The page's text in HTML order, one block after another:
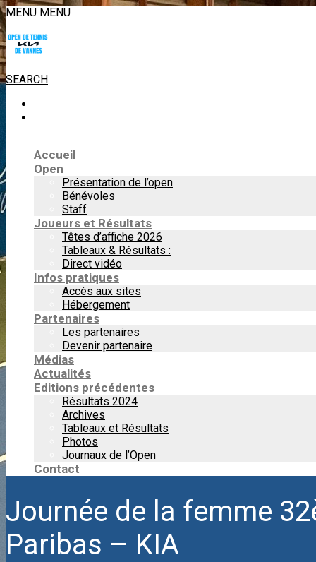
MENU MENU
SEARCH
Accueil
Open
Présentation de l’open
Bénévoles
Staff
Joueurs et Résultats
Têtes d’affiche 2026
Tableaux & Résultats :
Direct vidéo
Infos pratiques
Accès aux sites
Hébergement
Partenaires
Les partenaires
Devenir partenaire
Médias
Actualités
Editions précédentes
Résultats 2024
Archives
Tableaux et Résultats
Photos
Journaux de l’Open
Contact
Journée de la femme
Paribas – KIA